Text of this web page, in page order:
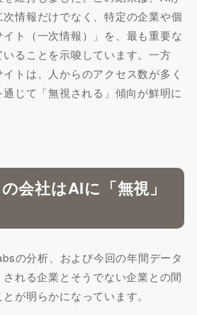
情報だけでなく、特定の企業や個
ト（一次情報）」を、最も重要な
ることを示唆しています。一方
トは、人からのアクセス数が多く
じて「無視される」傾向が鮮明に
会社はAIに「無視」
の分析、および今回の年間データ
れる企業とそうでない企業との間
が明らかになっています。